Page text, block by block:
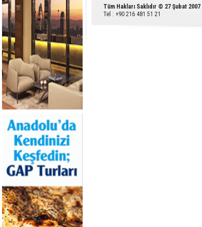
Tüm Hakları Saklıdır © 27 Şubat
Tel : +90 216 481 51 21